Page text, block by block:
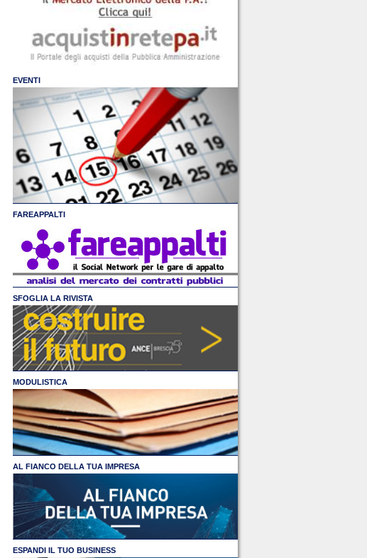
EVENTI
FAREAPPALTI
SFOGLIA LA RIVISTA
MODULISTICA
AL FIANCO DELLA TUA IMPRESA
ESPANDI IL TUO BUSINESS